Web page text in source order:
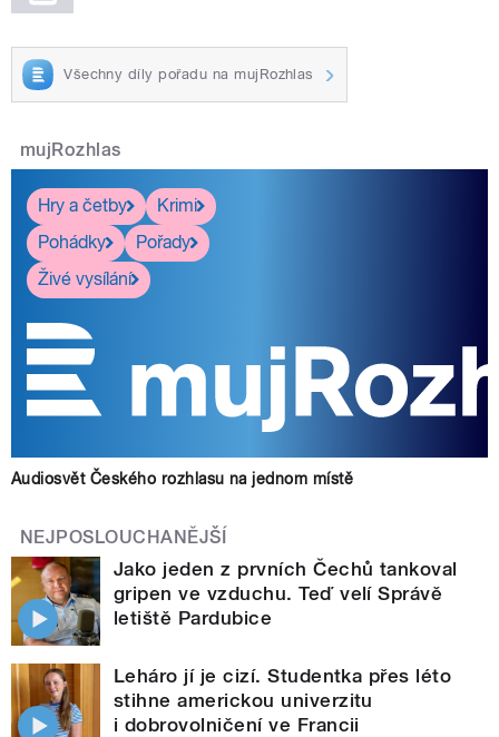
Všechny díly pořadu na mujRozhlas
mujRozhlas
Hry a četby
Krimi
Pohádky
Pořady
Živé vysílání
Audiosvět Českého rozhlasu na jednom místě
NEJPOSLOUCHANĚJŠÍ
Jako jeden z prvních Čechů tankoval
gripen ve vzduchu. Teď velí Správě
letiště Pardubice
Leháro jí je cizí. Studentka přes léto
stihne americkou univerzitu
i dobrovolničení ve Francii